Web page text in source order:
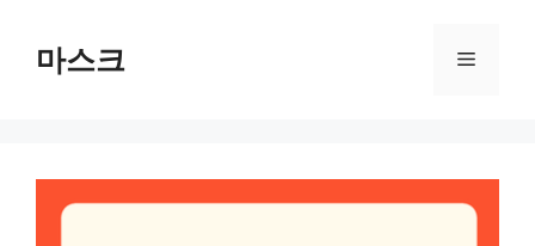
마스크 메